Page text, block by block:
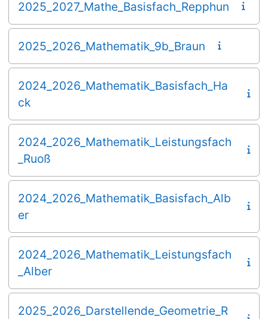
2025_2027_Mathe_Basisfach_Repphun
2025_2026_Mathematik_9b_Braun
2024_2026_Mathematik_Basisfach_Ha
ck
2024_2026_Mathematik_Leistungsfach
_Ruoß
2024_2026_Mathematik_Basisfach_Alb
er
2024_2026_Mathematik_Leistungsfach
_Alber
2025_2026_Darstellende_Geometrie_R